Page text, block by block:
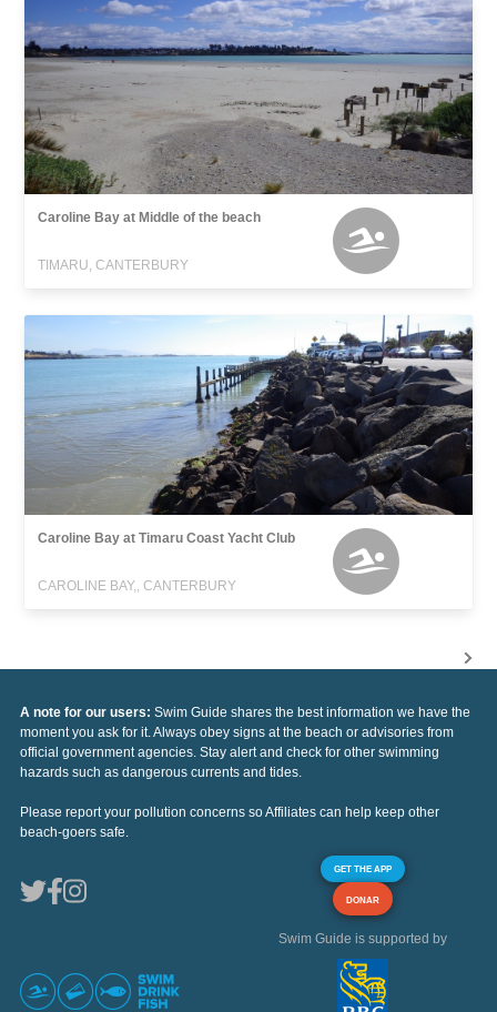
Caroline Bay at Middle of the beach
TIMARU, CANTERBURY
Caroline Bay at Timaru Coast Yacht Club
CAROLINE BAY,, CANTERBURY
A note for our users: Swim Guide shares the best information we have the
moment you ask for it. Always obey signs at the beach or advisories from
official government agencies. Stay alert and check for other swimming
hazards such as dangerous currents and tides.
Please report your pollution concerns so Affiliates can help keep other
beach-goers safe.
GET THE APP
DONAR
Swim Guide is supported by